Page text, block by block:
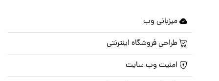
میزبانی وب
طراحی فروشگاه اینترنتی
امنیت وب سایت